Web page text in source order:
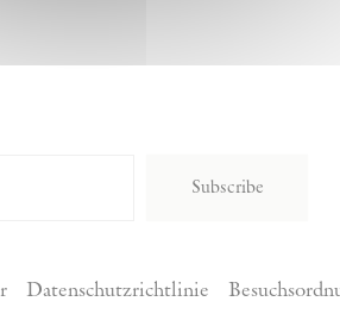
Subscribe
Datenschutzrichtlinie